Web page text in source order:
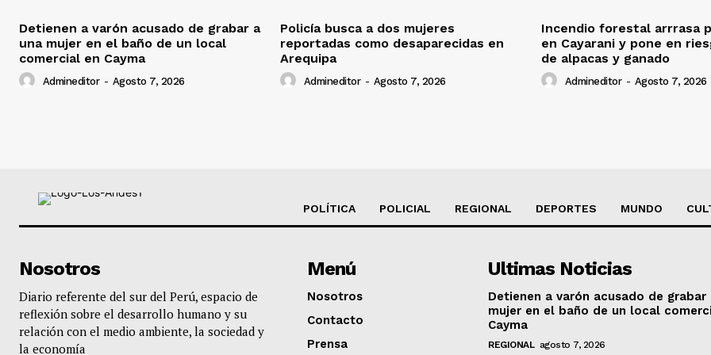
Detienen a varón acusado de grabar a
una mujer en el baño de un local
comercial en Cayma
Admineditor - Agosto 7, 2026
Policía busca a dos mujeres
reportadas como desaparecidas en
Arequipa
Admineditor - Agosto 7, 2026
Incendio forestal arrrasa
en Cayarani y pone en
de alpacas y ganado
Admineditor - Agosto 7, 2026
POLÍTICA POLICIAL REGIONAL DEPORTES MUNDO
Nosotros
Diario referente del sur del Perú, espacio de
reflexión sobre el desarrollo humano y su
relación con el medio ambiente, la sociedad y
la economía
Menú
Nosotros
Contacto
Prensa
Ultimas Noticias
Detienen a varón acusado de grabar
mujer en el baño de un local
Cayma
REGIONAL agosto 7, 2026